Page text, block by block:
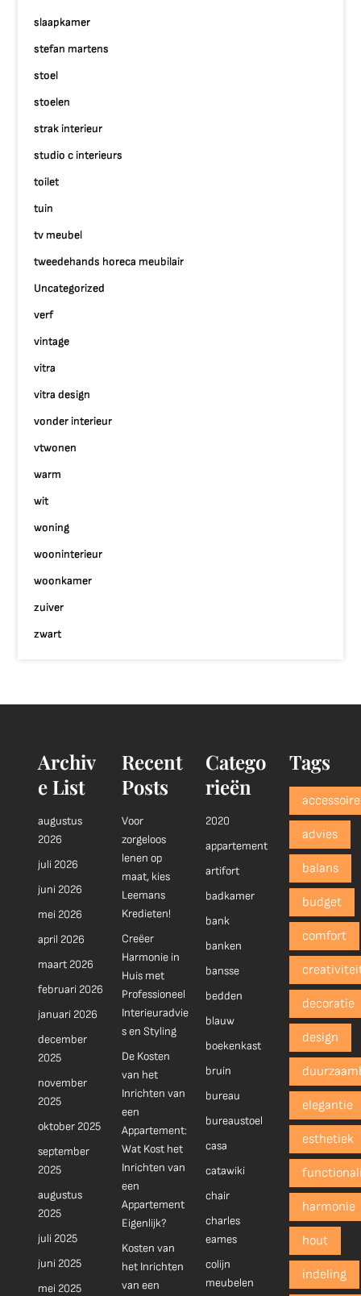
slaapkamer
stefan martens
stoel
stoelen
strak interieur
studio c interieurs
toilet
tuin
tv meubel
tweedehands horeca meubilair
Uncategorized
verf
vintage
vitra
vitra design
vonder interieur
vtwonen
warm
wit
woning
wooninterieur
woonkamer
zuiver
zwart
Archiv
e List
augustus
2026
juli 2026
juni 2026
mei 2026
april 2026
maart 2026
februari 2026
januari 2026
december
2025
november
2025
oktober 2025
september
2025
augustus
2025
juli 2025
juni 2025
mei 2025
Recent
Posts
Voor
zorgeloos
lenen op
maat, kies
Leemans
Kredieten!
Creëer
Harmonie in
Huis met
Professioneel
Interieuradvie
s en Styling
De Kosten
van het
Inrichten van
een
Appartement:
Wat Kost het
Inrichten van
een
Appartement
Eigenlijk?
Kosten van
het Inrichten
van een
Catego
rieën
2020
appartement
artifort
badkamer
bank
banken
bansse
bedden
blauw
boekenkast
bruin
bureau
bureaustoel
casa
catawiki
chair
charles
eames
colijn
meubelen
Tags
advies
balans
budget
comfort
decoratie
design
elegantie
esthetiek
harmonie
hout
indeling